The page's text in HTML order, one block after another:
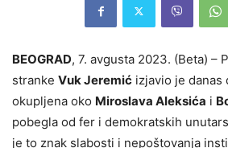
BEOGRAD, 7. avgusta 2023. (Beta) –
stranke Vuk Jeremić izjavio je danas
okupljena oko Miroslava Aleksića i
pobegla od fer i demokratskih
je to znak slabosti i nepoštovanja